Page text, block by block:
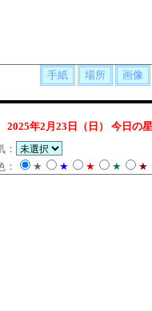
2025年2月23日（日）
今日の
：
：
★ ★ ★ ★ ★